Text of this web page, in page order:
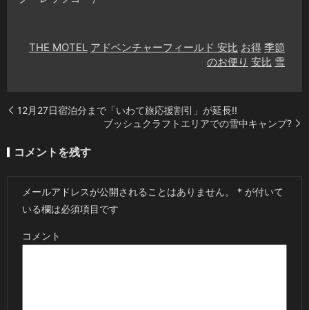
THE MOTEL アドベンチャーフィールド 安比 お得 季節
のお便り 安比 雪
12月27日宿泊分まで「いわて旅応援割引」が延長!!
ブッシュクラフトエリアでの雪中キャンプ?
コメントを残す
メールアドレスが公開されることはありません。 * が付いて
いる欄は必須項目です
コメント